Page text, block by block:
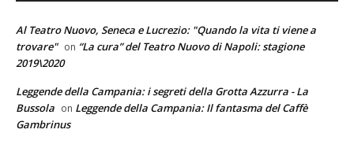
Al Teatro Nuovo, Seneca e Lucrezio: "Quando la vita ti viene a
trovare" on “La cura” del Teatro Nuovo di Napoli: stagione
2019\2020
Leggende della Campania: i segreti della Grotta Azzurra - La
Bussola on Leggende della Campania: Il fantasma del Caffè
Gambrinus